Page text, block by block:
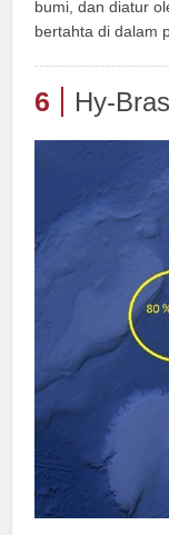
bumi, dan diatur
bertahta di dalam
6 Hy-